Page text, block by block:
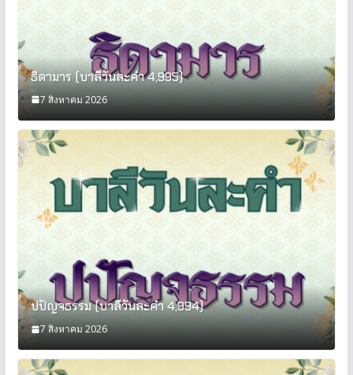
ธิดามาร (บาลีวันละคำ 4,995)
7 สิงหาคม 2026
ปปัญจธรรม (บาลีวันละคำ 4,994)
7 สิงหาคม 2026